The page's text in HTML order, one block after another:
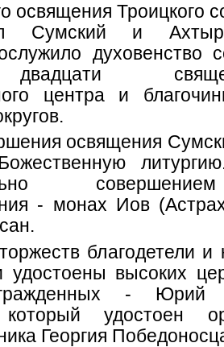
освящения Троицкого
Сумский и
духовенство
центра и
освящения
- монах Иов
благодетели и
высоких
- Юрий
удостоен
Георгия